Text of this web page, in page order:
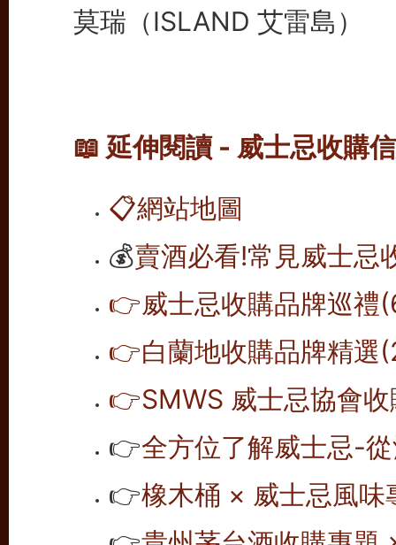
莫瑞（ISLAND 艾雷島）
📖 延伸閱讀 - 威士忌收購
📋網站地圖
💰賣酒必看!常見威士忌
👉威士忌收購品牌巡禮
👉白蘭地收購品牌精選
👉SMWS 威士忌協會
👉全方位了解威士忌-
👉橡木桶 × 威士忌風味